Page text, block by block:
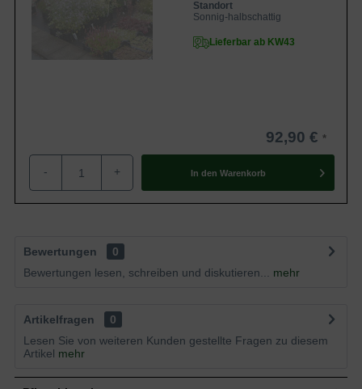
Standort
Sonnig-halbschattig
Lieferbar ab KW43
92,90 €
- + In den Warenkorb
Bewertungen
0
Bewertungen lesen, schreiben und diskutieren...
mehr
Artikelfragen
0
Lesen Sie von weiteren Kunden gestellte Fragen zu diesem
Artikel mehr